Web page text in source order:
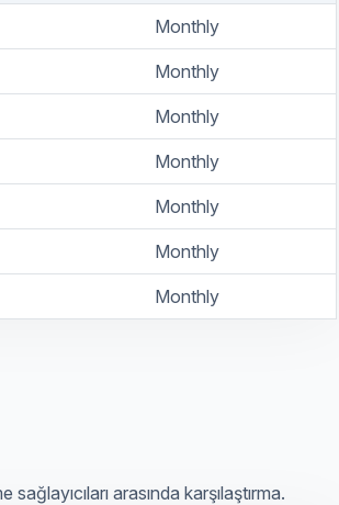
Monthly
Monthly
Monthly
Monthly
Monthly
Monthly
Monthly
arasında karşılaştırma.